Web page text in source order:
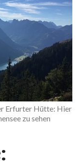
Erfurter Hütte: Hier
zu sehen